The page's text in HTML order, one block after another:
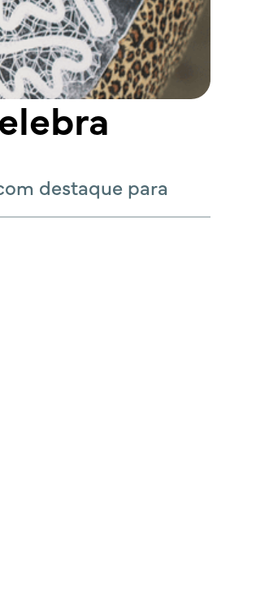
destaque para